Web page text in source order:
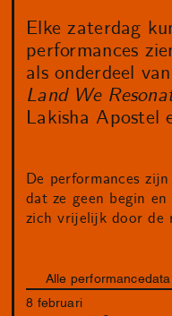
Elke zaterdag
performances
als onderdeel
Land We
Lakisha Apostel
De performances
dat ze geen begin en
zich vrijelijk door de
Alle
8 februari